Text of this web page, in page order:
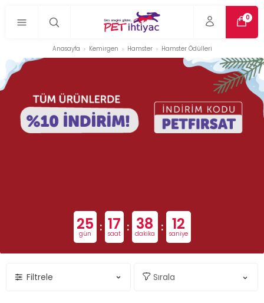
0
Anasayfa Kemirgen Hamster Hamster Ödülleri
25
gün : 17
saat : 38
dakika : 12
saniye
Filtrele